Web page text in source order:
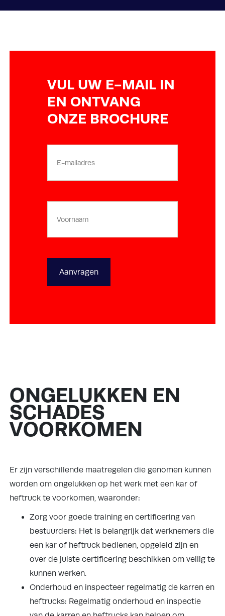
VUL UW E-MAIL IN
EN ONTVANG
ONZE BROCHURE
mailadres
ONGELUKKEN EN
SCHADES
VOORKOMEN
Er zijn verschillende maatregelen die genomen kunnen
worden om ongelukken op het werk met een kar of
heftruck te voorkomen, waaronder:
Zorg voor goede training en certificering van
bestuurders: Het is belangrijk dat werknemers die
een kar of heftruck bedienen, opgeleid zijn en
over de juiste certificering beschikken om veilig te
kunnen werken.
Onderhoud en inspecteer regelmatig de karren en
heftrucks: Regelmatig onderhoud en inspectie